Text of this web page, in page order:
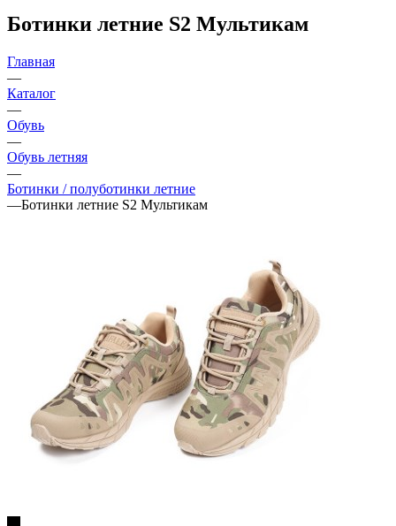
Ботинки летние S2 Мультикам
Главная
—
Каталог
—
Обувь
—
Обувь летняя
—
Ботинки / полуботинки летние
—Ботинки летние S2 Мультикам